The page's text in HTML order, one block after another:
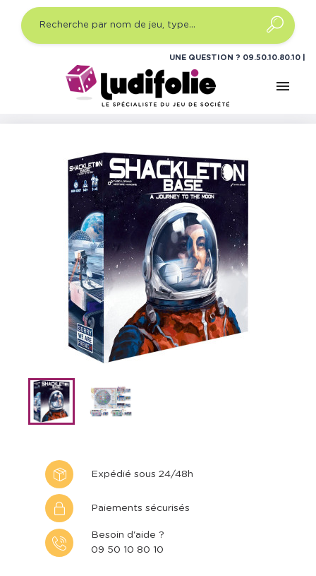
UNE QUESTION ? 09.50.10.80.10
menu
Jeux de société
Shackleton Base: A Journey to
Expédié sous 24/48h
Paiements sécurisés
Besoin d'aide ?
09 50 10 80 10